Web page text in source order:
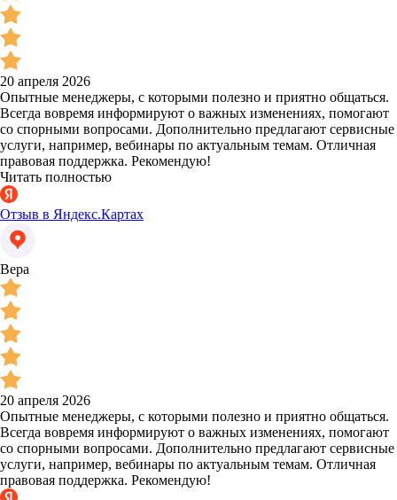
20 апреля 2026
Опытные менеджеры, с которыми полезно и приятно общаться.
Всегда вовремя информируют о важных изменениях, помогают
со спорными вопросами. Дополнительно предлагают сервисные
услуги, например, вебинары по актуальным темам. Отличная
правовая поддержка. Рекомендую!
Читать полностью
Отзыв в Яндекс.Картах
Вера
20 апреля 2026
Опытные менеджеры, с которыми полезно и приятно общаться.
Всегда вовремя информируют о важных изменениях, помогают
со спорными вопросами. Дополнительно предлагают сервисные
услуги, например, вебинары по актуальным темам. Отличная
правовая поддержка. Рекомендую!